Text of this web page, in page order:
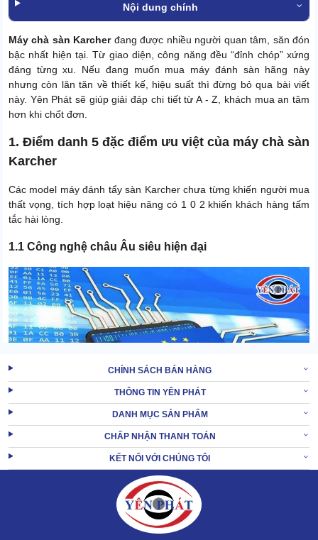
Nội dung chính
Máy chà sàn Karcher đang được nhiều người quan tâm, săn đón
bậc nhất hiện tại. Từ giao diện, công năng đều “đỉnh chóp” xứng
đáng từng xu. Nếu đang muốn mua máy đánh sàn hãng này
nhưng còn lăn tăn về thiết kế, hiệu suất thì đừng bỏ qua bài viết
này. Yên Phát sẽ giúp giải đáp chi tiết từ A - Z, khách mua an tâm
hơn khi chốt đơn.
1. Điểm danh 5 đặc điểm ưu việt của máy chà sàn
Karcher
Các model máy đánh tẩy sàn Karcher chưa từng khiến người mua
thất vọng, tích hợp loạt hiệu năng có 1 0 2 khiến khách hàng tấm
tắc hài lòng.
1.1 Công nghệ châu Âu siêu hiện đại
Máy được tích hợp loạt công nghệ tân tiến bậc nhất, bao gồm hệ
CHÍNH SÁCH BÁN HÀNG
THÔNG TIN YÊN PHÁT
DANH MỤC SẢN PHẨM
CHẤP NHẬN THANH TOÁN
KẾT NỐI VỚI CHÚNG TÔI